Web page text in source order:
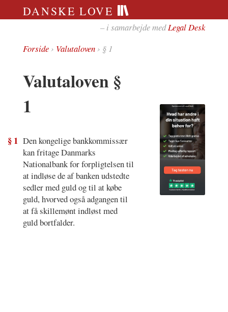
DANSKE LOVE
– i samarbejde medLegal Desk
Forside› Valutaloven› § 1
Valutaloven §
1
§ 1 Den kongelige bankkommissær
kan fritage Danmarks
Nationalbank for forpligtelsen til
at indløse de af banken udstedte
sedler med guld og til at købe
guld, hvorved også adgangen til
at få skillemønt indløst med
guld bortfalder.